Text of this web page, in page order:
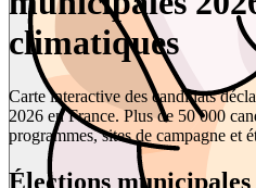
climatiques
Carte interactive des candidats
2026 en France. Plus de 50 000
programmes, sites de campagne et
Élections municipales